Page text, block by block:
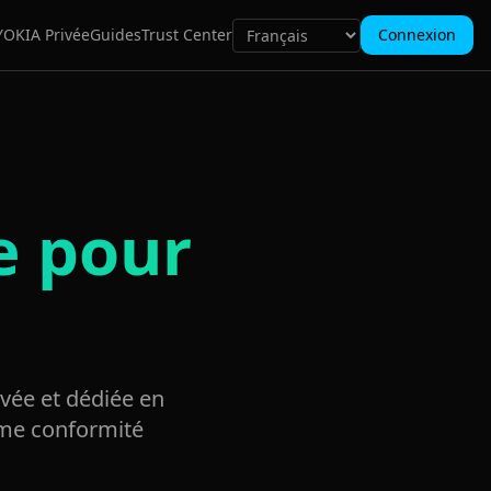
IA PrivéeGuidesTrust Center Connexion
pour
et dédiée en
conformité